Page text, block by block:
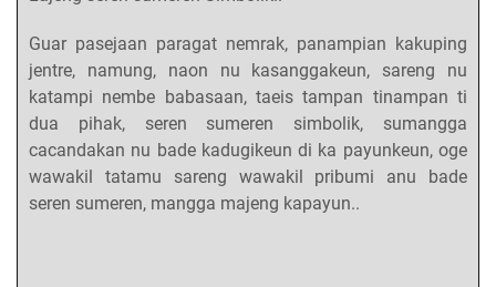
Guar pasejaan paragat nemrak, panampian kakuping
jentre, namung, naon nu kasanggakeun, sareng nu
katampi nembe babasaan, taeis tampan tinampan ti
dua pihak, seren sumeren simbolik, sumangga
cacandakan nu bade kadugikeun di ka payunkeun, oge
wawakil tatamu sareng wawakil pribumi anu bade
seren sumeren, mangga majeng kapayun..